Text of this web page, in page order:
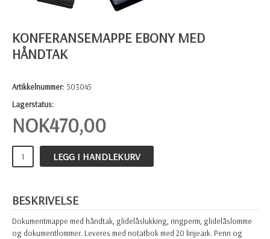
KONFERANSEMAPPE EBONY MED
HÅNDTAK
Artikkelnummer: 503045
Lagerstatus:
NOK470,00
LEGG I HANDLEKURV
BESKRIVELSE
Dokumentmappe med håndtak, glidelåslukking, ringperm, glidelåslomme
og dokumentlommer. Leveres med notatbok med 20 linjeark. Penn og